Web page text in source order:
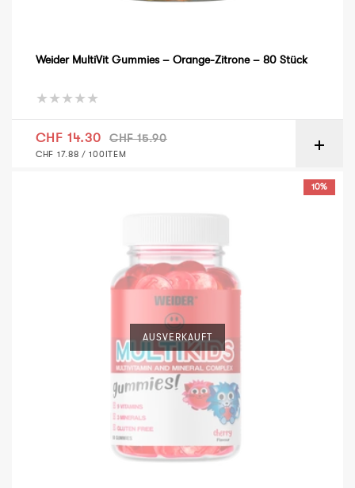
Weider MultiVit Gummies – Orange-Zitrone – 80 Stück
CHF 15.90
Verkaufspreis
CHF 14.30
GRUNDPREIS
CHF 17.88 / PRO
100ITEM
AUSVERKAUFT
10%